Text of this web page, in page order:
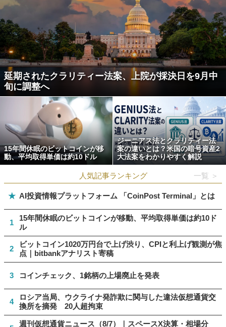
延期されたクラリティー法案、上院が採決日を9月中
旬に調整へ
15年間休眠のビットコインが移
動、平均取得単価は約10ドル
ジーニアス法とクラリティー法
案の違いとは？米国の暗号資産2
大法案をわかりやすく解説
人気記事ランキング 一覧 ＞
★ AI投資情報プラットフォーム 「CoinPost Terminal」とは
1
15年間休眠のビットコインが移動、平均取得単価は約10ド
ル
2
ビットコイン1020万円台で上げ渋り、CPIと利上げ観測が焦
点｜bitbankアナリスト寄稿
3 コインチェック、1銘柄の上場廃止を発表
4
ロシア当局、ウクライナ発詐欺に関与した違法仮想通貨交
換所を摘発 20人超拘束
週刊仮想通貨ニュース（8/7）｜スペースX決算・相場分